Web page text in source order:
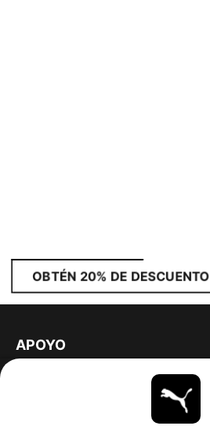
OBTÉN 20% DE DESCUENTO
APOYO